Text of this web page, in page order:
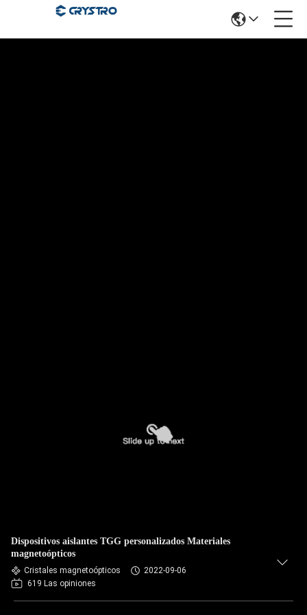
Dispositivos aislantes TGG personalizados Materiales
magnetoópticos
Cristales magnetoópticos
2022-09-06
619 Las opiniones